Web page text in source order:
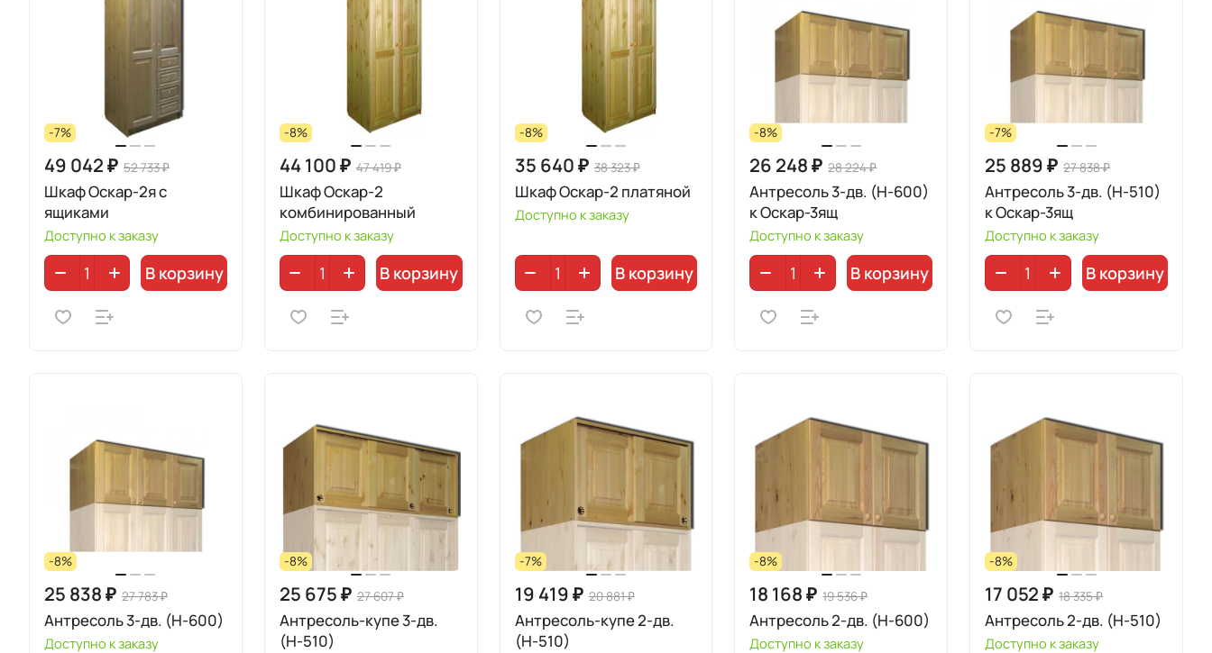
-7%
49 042 ₽ 52 733 ₽
Шкаф Оскар-2я с
ящиками
Доступно к заказу
В корзину
-8%
44 100 ₽ 47 419 ₽
Шкаф Оскар-2
комбинированный
Доступно к заказу
В корзину
-8%
35 640 ₽ 38 323 ₽
Шкаф Оскар-2 платяной
Доступно к заказу
В корзину
-8%
26 248 ₽ 28 224 ₽
Антресоль 3-дв. (Н-600)
к Оскар-3ящ
Доступно к заказу
В корзину
-7%
25 889 ₽ 27 838 ₽
Антресоль 3-дв. (Н-510)
к Оскар-3ящ
Доступно к заказу
В корзину
-8%
25 838 ₽ 27 783 ₽
Антресоль 3-дв. (Н-600)
Доступно к заказу
-8%
25 675 ₽ 27 607 ₽
Антресоль-купе 3-дв.
(Н-510)
-7%
19 419 ₽ 20 881 ₽
Антресоль-купе 2-дв.
(Н-510)
-8%
18 168 ₽ 19 536 ₽
Антресоль 2-дв. (Н-600)
Доступно к заказу
-8%
17 052 ₽ 18 335 ₽
Антресоль 2-дв. (Н-510)
Доступно к заказу